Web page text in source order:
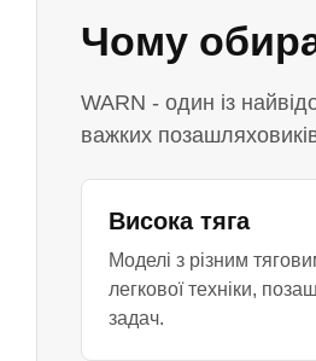
Чому
WARN - один із
важких
Висока тяга
Моделі з різним
легкової техніки,
задач.